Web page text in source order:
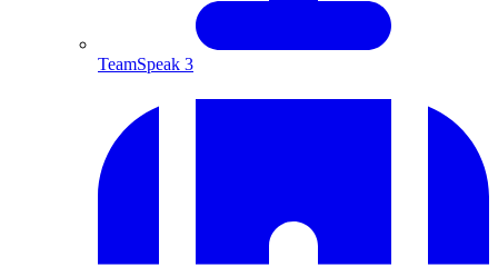
TeamSpeak 3